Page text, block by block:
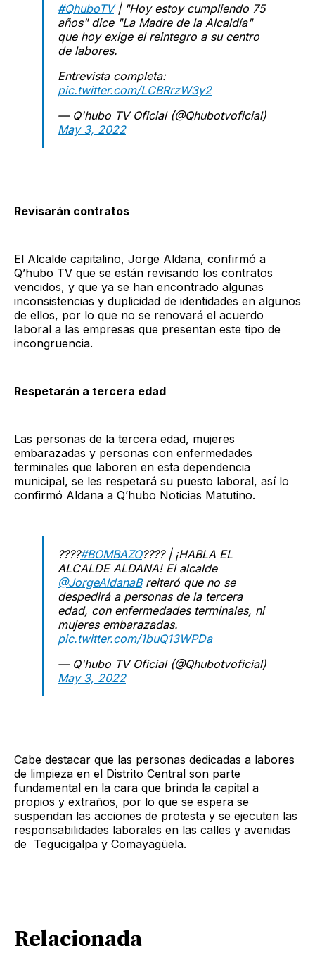
#QhuboTV| "Hoy estoy cumpliendo 75
años" dice "La Madre de la Alcaldía"
que hoy exige el reintegro a su centro
de labores.
Entrevista completa:
pic.twitter.com/LCBRrzW3y2
— Q'hubo TV Oficial (@Qhubotvoficial)
May 3, 2022
Revisarán contratos
El Alcalde capitalino, Jorge Aldana, confirmó a
Q’hubo TV que se están revisando los contratos
vencidos, y que ya se han encontrado algunas
inconsistencias y duplicidad de identidades en algunos
de ellos, por lo que no se renovará el acuerdo
laboral a las empresas que presentan este tipo de
incongruencia.
Respetarán a tercera edad
Las personas de la tercera edad, mujeres
embarazadas y personas con enfermedades
terminales que laboren en esta dependencia
municipal, se les respetará su puesto laboral, así lo
confirmó Aldana a Q’hubo Noticias Matutino.
????#BOMBAZO???? | ¡HABLA EL
ALCALDE ALDANA! El alcalde
@JorgeAldanaBreiteró que no se
despedirá a personas de la tercera
edad, con enfermedades terminales, ni
mujeres embarazadas.
pic.twitter.com/1buQ13WPDa
— Q'hubo TV Oficial (@Qhubotvoficial)
May 3, 2022
Cabe destacar que las personas dedicadas a labores
de limpieza en el Distrito Central son parte
fundamental en la cara que brinda la capital a
propios y extraños, por lo que se espera se
suspendan las acciones de protesta y se ejecuten las
responsabilidades laborales en las calles y avenidas
de Tegucigalpa y Comayagüela.
Relacionada